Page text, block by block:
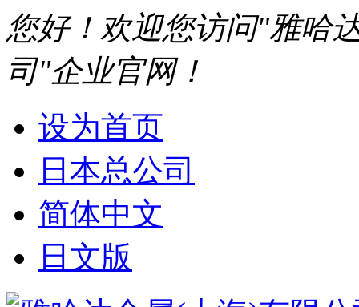
您好！欢迎您访问"雅哈
司"企业官网！
设为首页
日本总公司
简体中文
日文版